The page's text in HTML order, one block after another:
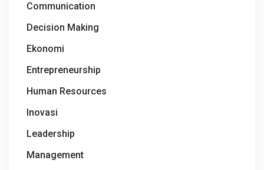
Communication
Decision Making
Ekonomi
Entrepreneurship
Human Resources
Inovasi
Leadership
Management